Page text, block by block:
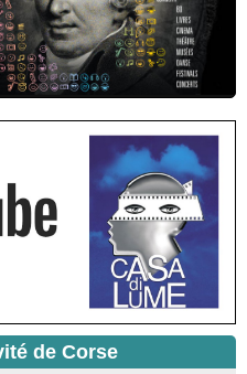
Mare è monti - I Fulelli
de l’écrivaine Cécilia
Contemporaine - Caen /
et Monti - I Fulelli
Luciani autour de son
- Mediateca territuriale di
par Annik Meschinet,
sonore, vocale,
territuriale di Santa Lucia di
conférences peinture animé
territuriale di Santa Lucia di
de Corse